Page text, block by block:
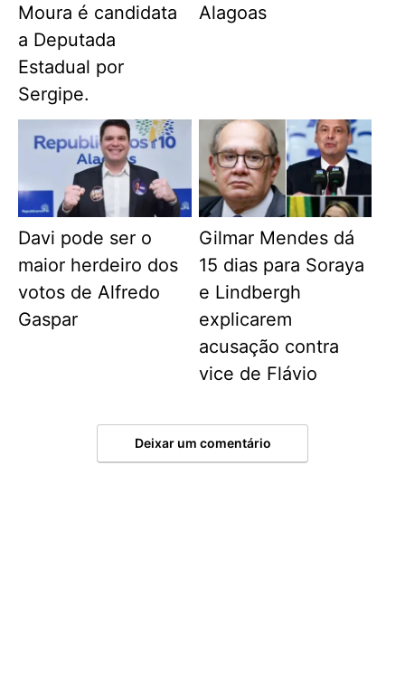
Moura é candidata
a Deputada
Estadual por
Sergipe.
Alagoas
Davi pode ser o
maior herdeiro dos
votos de Alfredo
Gaspar
Gilmar Mendes dá
15 dias para Soraya
e Lindbergh
explicarem
acusação contra
vice de Flávio
Deixar um comentário